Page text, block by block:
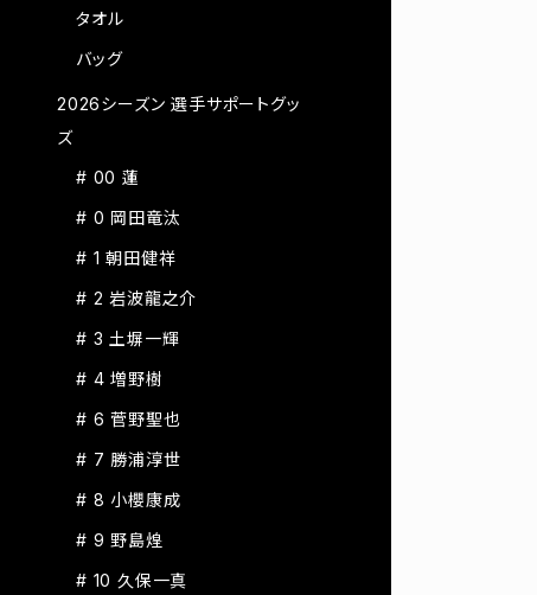
タオル
バッグ
2026シーズン 選手サポートグッ
ズ
# 00 蓮
# 0 岡田竜汰
# 1 朝田健祥
# 2 岩波龍之介
# 3 土塀一輝
# 4 増野樹
# 6 菅野聖也
# 7 勝浦淳世
# 8 小櫻康成
# 9 野島煌
# 10 久保一真